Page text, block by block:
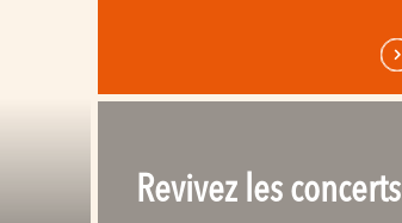
Revivez les concerts